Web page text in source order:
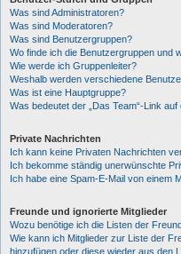
Was sind Administratoren?
Was sind Moderatoren?
Was sind Benutzergruppen?
Wo finde ich die Benutzergruppen und
Wie werde ich Gruppenleiter?
Weshalb werden verschiedene
Was ist eine Hauptgruppe?
Was bedeutet der „Das Team“-Link
Private Nachrichten
Ich kann keine Privaten Nachrichten
Ich bekomme ständig unerwünschte
Ich habe eine Spam-E-Mail von einem
Freunde und ignorierte Mitglieder
Wozu benötige ich die Listen der
Wie kann ich Mitglieder zur Liste der
hinzufügen oder diese wieder aus den